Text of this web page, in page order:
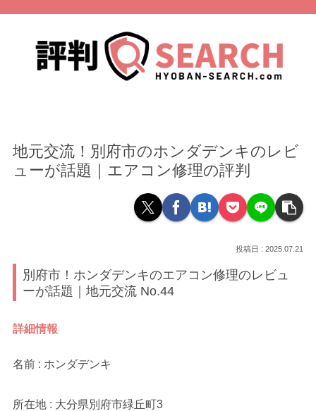
地元交流！別府市のホンダデンキのレビ
ューが話題｜エアコン修理の評判
2025.07.21
別府市！ホンダデンキのエアコン修理のレビュ
ーが話題｜地元交流 No.44
詳細情報
名前 : ホンダデンキ
所在地 : 大分県別府市緑丘町3